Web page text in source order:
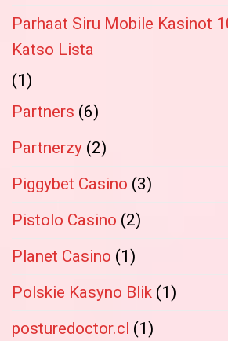
Parhaat Siru Mobile Kasinot
Katso Lista
(1)
Partners (6)
Partnerzy (2)
Piggybet Casino (3)
Pistolo Casino (2)
Planet Casino (1)
Polskie Kasyno Blik (1)
posturedoctor.cl (1)